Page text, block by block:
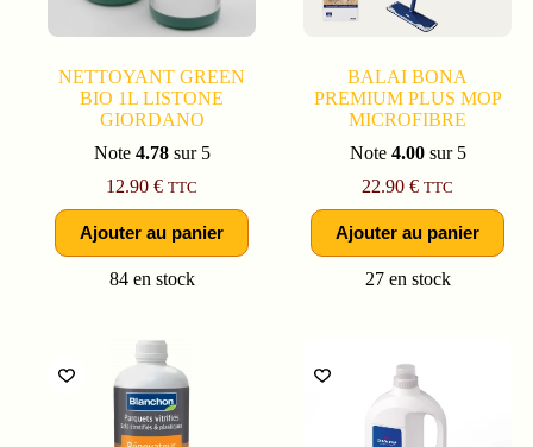
NETTOYANT GREEN
BIO 1L LISTONE
GIORDANO
Note 4.78sur 5
12.90€ TTC
Ajouter au panier
84 en stock
BALAI BONA
PREMIUM PLUS MOP
MICROFIBRE
Note 4.00sur 5
22.90€ TTC
Ajouter au panier
27 en stock